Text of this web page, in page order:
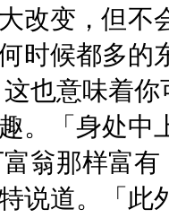
改变，但不
时候都多的
也意味着
。「身处中
翁那样富
说道。「此